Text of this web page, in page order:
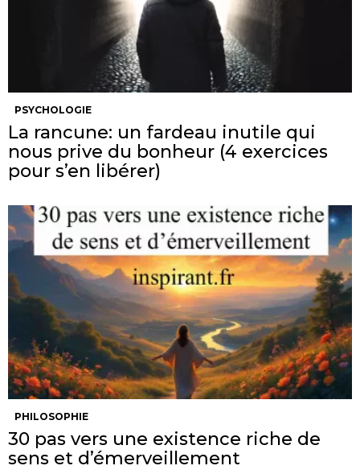
PSYCHOLOGIE
La rancune: un fardeau inutile qui
nous prive du bonheur (4 exercices
pour s’en libérer)
PHILOSOPHIE
30 pas vers une existence riche de
sens et d’émerveillement